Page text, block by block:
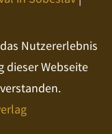
Nutzererlebnis
dieser Webseite